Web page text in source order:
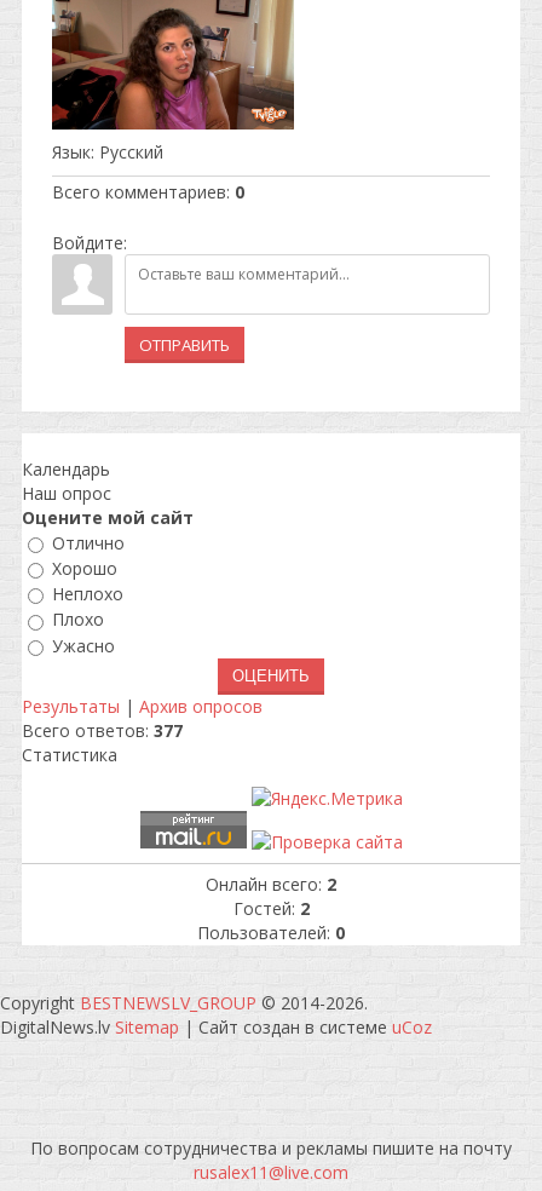
Язык: Русский
Всего комментариев: 0
Войдите:
ОТПРАВИТЬ
Календарь
Наш опрос
Оцените мой сайт
Отлично
Хорошо
Неплохо
Плохо
Ужасно
Результаты | Архив опросов
Всего ответов: 377
Статистика
Онлайн всего: 2
Гостей: 2
Пользователей: 0
Copyright BESTNEWSLV_GROUP © 2014-2026.
DigitalNews.lv Sitemap | Сайт создан в системе uCoz
По вопросам сотрудничества и рекламы пишите на почту
rusalex11@live.com